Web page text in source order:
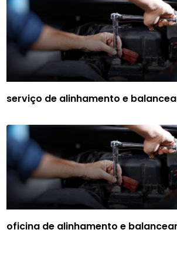
serviço de alinhamento e
oficina de alinhamento e